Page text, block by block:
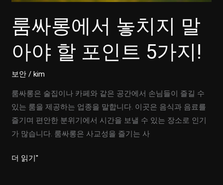
룸싸롱에서 놓치지 말
아야 할 포인트 5가지!
보안 /kim
룸싸롱은 술집이나 카페와 같은 공간에서 손님들이 즐길 수
있는 룸을 제공하는 업종을 말합니다. 이곳은 음식과 음료를
즐기며 편안한 분위기에서 시간을 보낼 수 있는 장소로 인기
가 많습니다. 룸싸롱은 사교성을 즐기는 사
룸
더 읽기"